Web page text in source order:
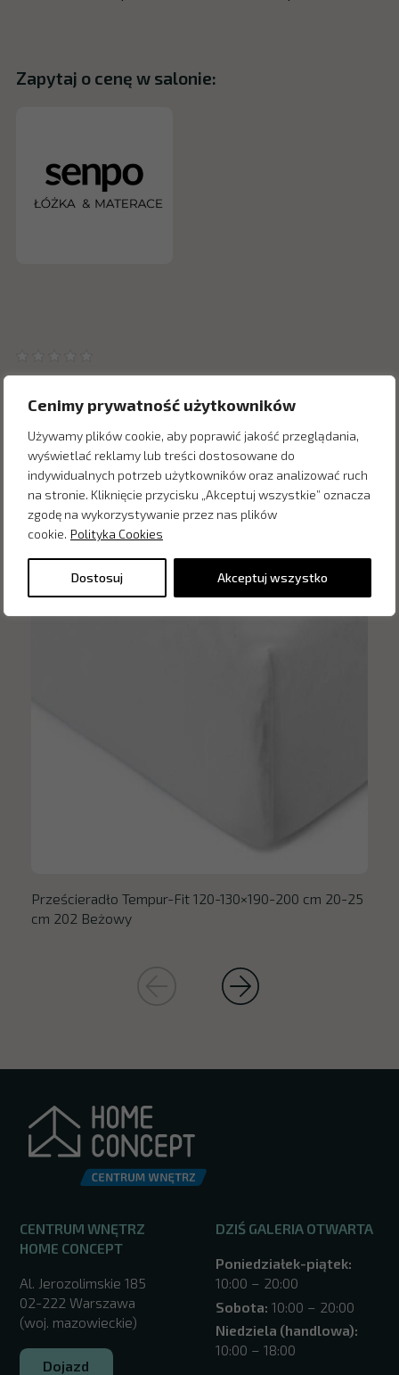
Cenimy prywatność użytkowników
Używamy plików cookie, aby poprawić jakość przeglądania,
wyświetlać reklamy lub treści dostosowane do
indywidualnych potrzeb użytkowników oraz analizować ruch
na stronie. Kliknięcie przycisku „Akceptuj wszystkie” oznacza
zgodę na wykorzystywanie przez nas plików
cookie. Polityka Cookies
Dostosuj Akceptuj wszystko
Zapytaj o cenę w salonie:
Inne produkty z kategorii
Prześcieradło Tempur-Fit 120-130×190-200 cm 20-25
cm 202 Beżowy
CENTRUM WNĘTRZ
HOME CONCEPT
Al. Jerozolimskie 185
02-222 Warszawa
(woj. mazowieckie)
Dojazd
DZIŚ GALERIA OTWARTA
Poniedziałek-piątek:
10:00 – 20:00
Sobota: 10:00 – 20:00
Niedziela (handlowa):
10:00 – 18:00